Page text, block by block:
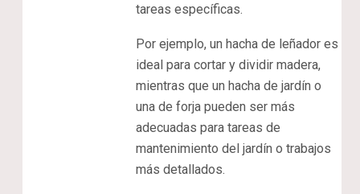
tareas específicas.
Por ejemplo, un hacha de leñador es
ideal para cortar y dividir madera,
mientras que un hacha de jardín o
una de forja pueden ser más
adecuadas para tareas de
mantenimiento del jardín o trabajos
más detallados.